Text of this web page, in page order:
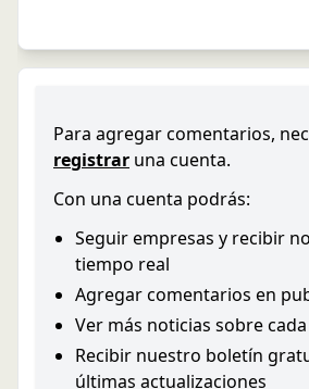
Para agregar comentarios,
registrar una cuenta.
Con una cuenta podrás:
Seguir empresas y recibir
tiempo real
Agregar comentarios en
Ver más noticias sobre
Recibir nuestro boletín
últimas actualizaciones